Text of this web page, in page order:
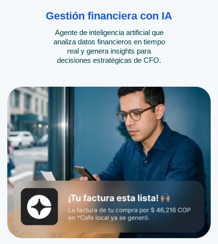
Gestión financiera con IA
Agente de inteligencia artificial que
analiza datos financieros en tiempo
real y genera insights para
decisiones estratégicas de CFO.